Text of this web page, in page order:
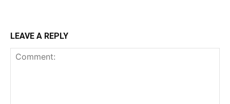
LEAVE A REPLY